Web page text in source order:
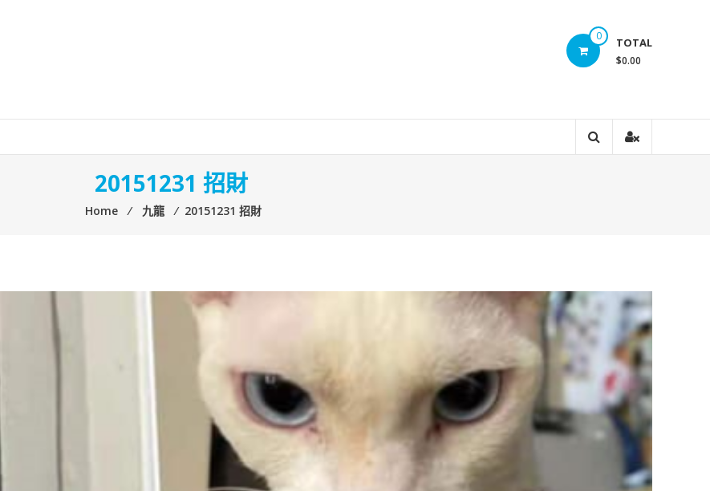
0 TOTAL
$0.00
20151231 招財
Home ⁄ 九龍 ⁄ 20151231 招財